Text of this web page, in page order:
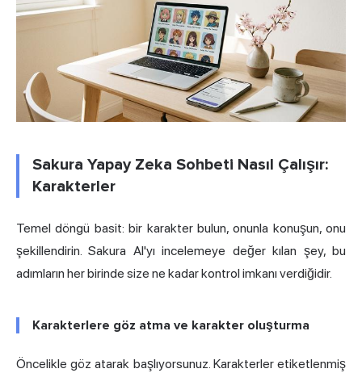
Sakura Yapay Zeka Sohbeti Nasıl Çalışır:
Karakterler
Temel döngü basit: bir karakter bulun, onunla konuşun, onu
şekillendirin. Sakura AI'yı incelemeye değer kılan şey, bu
adımların her birinde size ne kadar kontrol imkanı verdiğidir.
Karakterlere göz atma ve karakter oluşturma
Öncelikle göz atarak başlıyorsunuz. Karakterler etiketlenmiş